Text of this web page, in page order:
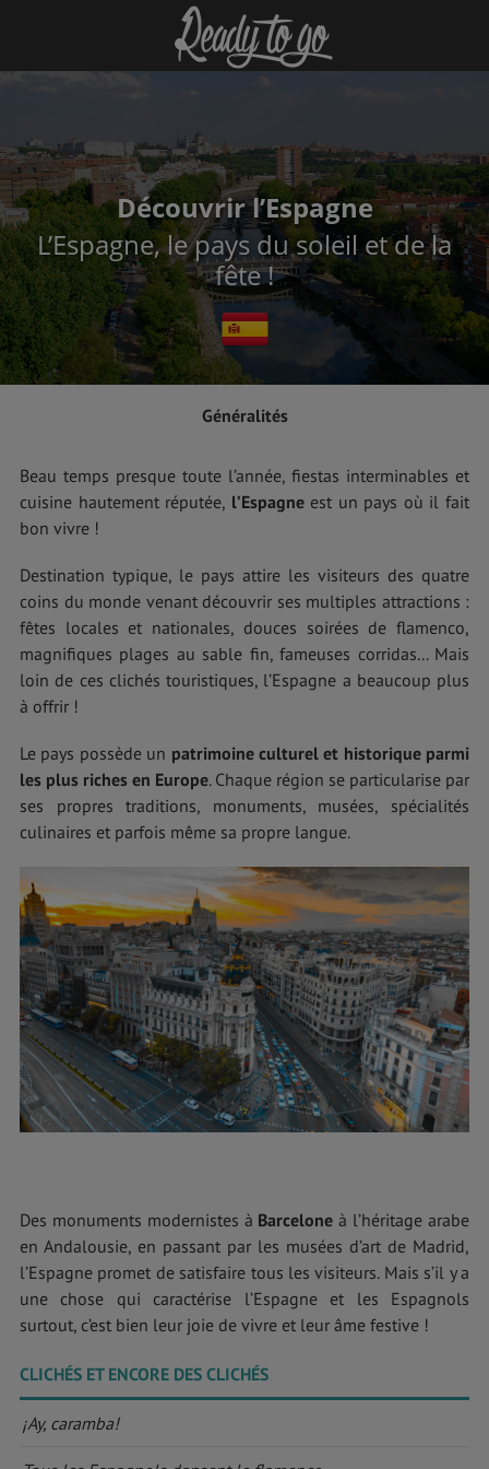
Découvrir l’Espagne
L’Espagne, le pays du soleil et de la
fête !
Généralités
Beau temps presque toute l’année, fiestas interminables et
cuisine hautement réputée, l’Espagneest un pays où il fait
bon vivre !
Destination typique, le pays attire les visiteurs des quatre
coins du monde venant découvrir ses multiples attractions :
fêtes locales et nationales, douces soirées de flamenco,
magnifiques plages au sable fin, fameuses corridas... Mais
loin de ces clichés touristiques, l’Espagne a beaucoup plus
à offrir !
Le pays possède un patrimoine culturel et historique parmi
les plus riches en Europe. Chaque région se particularise par
ses propres traditions, monuments, musées, spécialités
culinaires et parfois même sa propre langue.
Des monuments modernistes à Barceloneà l’héritage arabe
en Andalousie, en passant par les musées d’art de Madrid,
l’Espagne promet de satisfaire tous les visiteurs. Mais s’il y a
une chose qui caractérise l’Espagne et les Espagnols
surtout, c’est bien leur joie de vivre et leur âme festive !
CLICHÉS ET ENCORE DES CLICHÉS
¡Ay, caramba!